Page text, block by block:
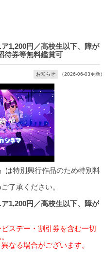
1,200円／高校生以下、障が
待券等無料鑑賞可
お知らせ （2026-06-03更新）
は特別興行作品のため特別料
了承ください。
1,200円／高校生以下、障が
スデー・割引券を含む一切
なる場合がございます。